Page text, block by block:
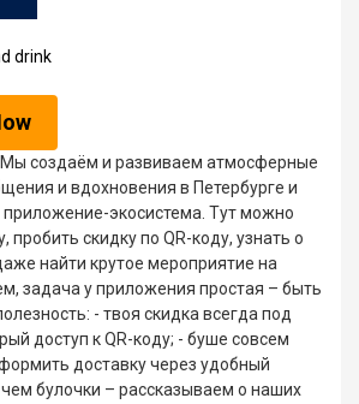
drink
Мы создаём и развиваем атмосферные
и вдохновения в Петербурге и
экосистема. Тут можно
пробить скидку по QR-коду, узнать о
найти крутое мероприятие на
задача у приложения простая – быть
- твоя скидка всегда под
доступ к QR-коду; - буше совсем
доставку через удобный
булочки – рассказываем о наших